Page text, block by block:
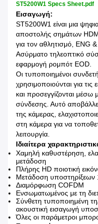
ST5200W1 Specs Sheet.pdf
Εισαγωγή:
ST5200W1 είναι μια
αποστολής σημάτων
για τον αθλητισμό, ENG
Ασύρματο τηλεοπτικό
εφαρμογή ρομπότ EOD.
Οι τυποποιημένοι
χρησιμοποιούνται για
και προσεγγίζονται μέσω
σύνδεσης. Αυτό
της κάμερας,
στη κάμερα για να
λειτουργία.
Ιδιαίτερα
Χαμηλή καθυστέρηση,
μετάδοση
Πλήρης HD ποιοτική
Μετάδοση
Διαμόρφωση COFDM
Ενσωματωμένος με τη
Σύνθετη τυποποιημένη
ακουστική εισαγωγή
Όλες οι παράμετροι